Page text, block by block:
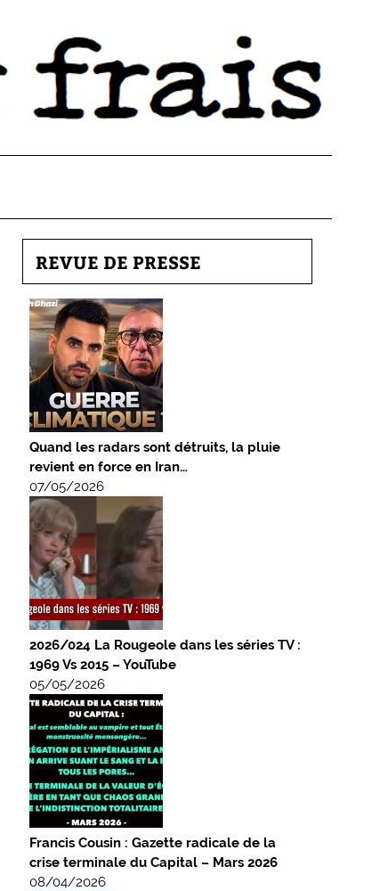
REVUE DE PRESSE
Quand les radars sont détruits, la pluie
revient en force en Iran…
07/05/2026
2026/024 La Rougeole dans les séries TV :
1969 Vs 2015 – YouTube
05/05/2026
Francis Cousin : Gazette radicale de la
crise terminale du Capital – Mars 2026
08/04/2026